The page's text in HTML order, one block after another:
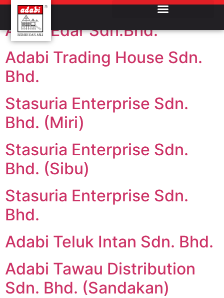
Alzas Edar Sdn.Bhd.
Adabi Trading House Sdn.
Bhd.
Stasuria Enterprise Sdn.
Bhd. (Miri)
Stasuria Enterprise Sdn.
Bhd. (Sibu)
Stasuria Enterprise Sdn.
Bhd.
Adabi Teluk Intan Sdn. Bhd.
Adabi Tawau Distribution
Sdn. Bhd. (Sandakan)